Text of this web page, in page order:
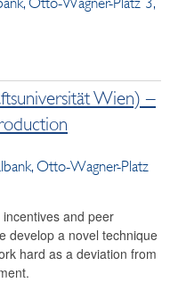
Wien) –
Otto-Wagner-Platz
and peer
develop a novel technique
hard as a deviation from